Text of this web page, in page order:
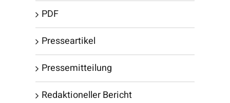
PDF
Presseartikel
Pressemitteilung
Redaktioneller Bericht